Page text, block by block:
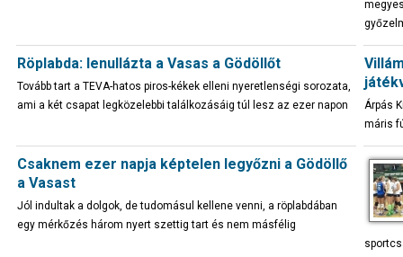
Röplabda: lenullázta a Vasas a Gödöllőt
Tovább tart a TEVA-hatos piros-kékek elleni nyeretlenségi sorozata,
ami a két csapat legközelebbi találkozásáig túl lesz az ezer napon
Árpás
máris
Csaknem ezer napja képtelen legyőzni a Gödöllő
a Vasast
Jól indultak a dolgok, de tudomásul kellene venni, a röplabdában
egy mérkőzés három nyert szettig tart és nem másfélig